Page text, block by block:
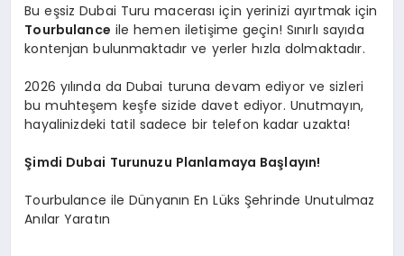
Bu eşsiz Dubai Turu macerası için yerinizi ayırtmak için
Tourbulance ile hemen iletişime geçin! Sınırlı sayıda
kontenjan bulunmaktadır ve yerler hızla dolmaktadır.
2026 yılında da Dubai turuna devam ediyor ve sizleri
bu muhteşem keşfe sizide davet ediyor. Unutmayın,
hayalinizdeki tatil sadece bir telefon kadar uzakta!
Şimdi Dubai Turunuzu Planlamaya Başlayın!
Tourbulance ile Dünyanın En Lüks Şehrinde Unutulmaz
Anılar Yaratın